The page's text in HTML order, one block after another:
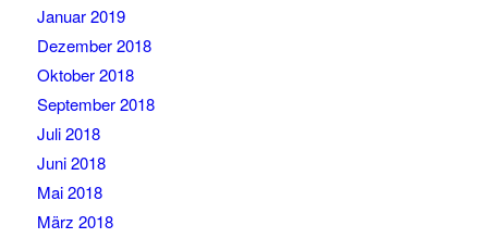
Januar 2019
Dezember 2018
Oktober 2018
September 2018
Juli 2018
Juni 2018
Mai 2018
März 2018